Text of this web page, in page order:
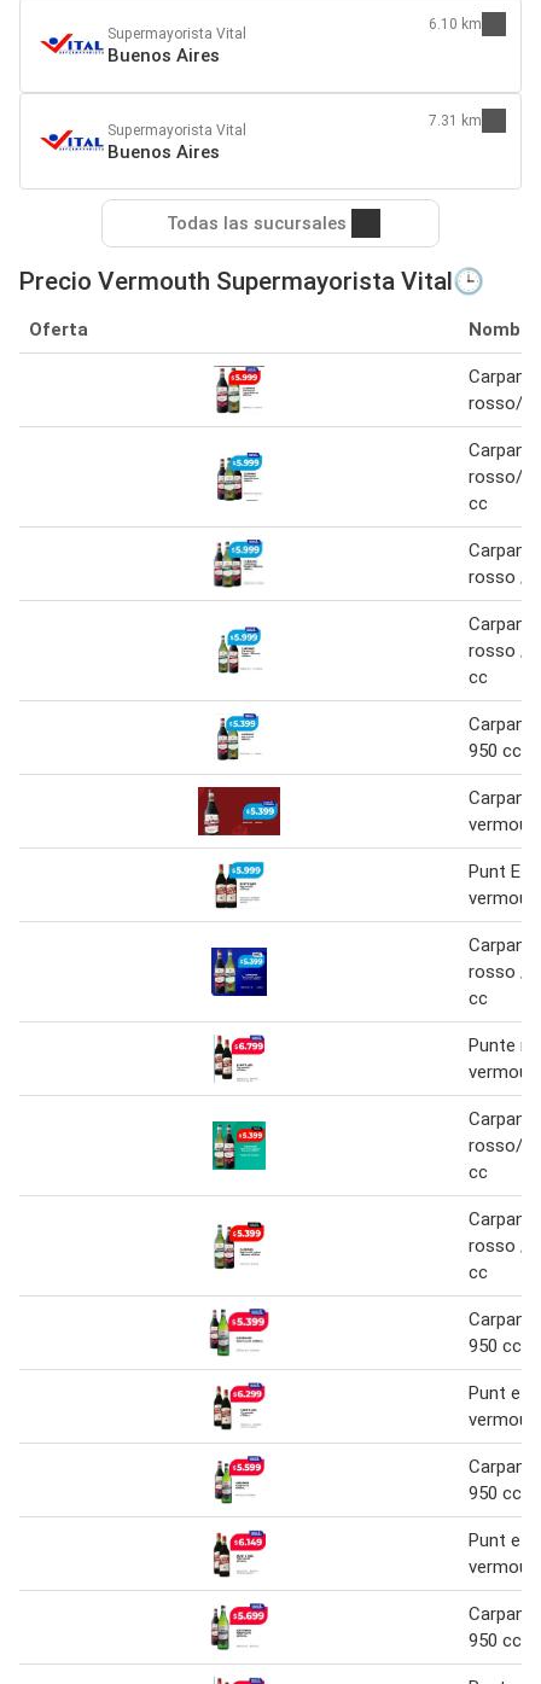
Supermayorista Vital
Buenos Aires
6.10 km
Supermayorista Vital
Buenos Aires
7.31 km
Todas las sucursales
Precio Vermouth Supermayorista Vital🕒
Oferta Nombre
rosso/
rosso/
cc
rosso /
rosso /
cc
950 cc
Punt E
rosso /
cc
Punte
rosso/
cc
rosso /
cc
950 cc
Punt e
950 cc
Punt e
950 cc